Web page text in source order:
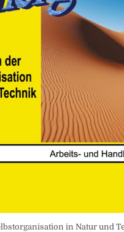
in Natur und